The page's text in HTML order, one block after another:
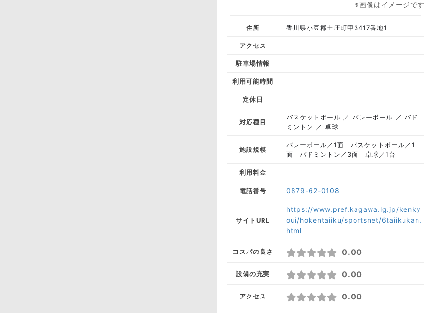
※画像はイメージです
住所 香川県小豆郡土庄町甲3417番地1
アクセス
駐車場情報
利用可能時間
定休日
対応種目
バスケットボール バレーボール
バド
ミントン
卓球
施設規模
バレーボール／1面 バスケットボール／1
面 バドミントン／3面 卓球／1台
利用料金
電話番号 0879-62-0108
サイトURL
https://www.pref.kagawa.lg.jp/kenky
oui/hokentaiiku/sportsnet/6taiikukan.
html
コスパの良さ 0.00
設備の充実 0.00
アクセス 0.00